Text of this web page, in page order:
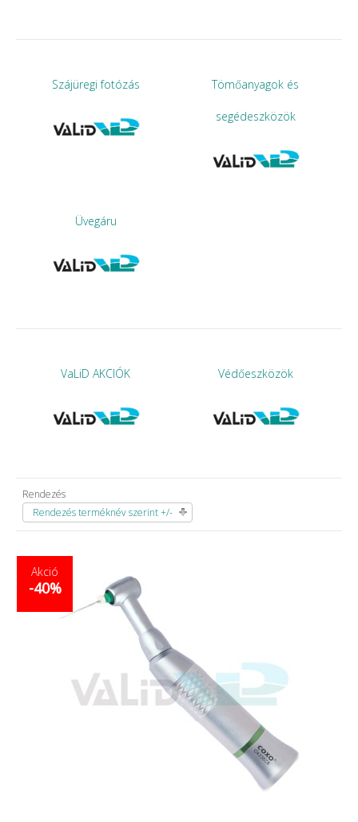
Szájüregi fotózás Tömőanyagok és
segédeszközök
Üvegáru
VaLiD AKCIÓK Védőeszközök
Rendezés
Rendezés terméknév szerint +/-
Akció
-40%